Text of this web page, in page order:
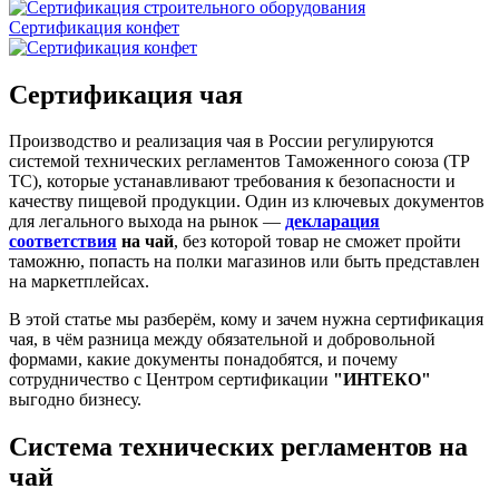
Сертификация конфет
Сертификация чая
Производство и реализация чая в России регулируются
системой технических регламентов Таможенного союза (ТР
ТС), которые устанавливают требования к безопасности и
качеству пищевой продукции. Один из ключевых документов
для легального выхода на рынок — декларация
соответствия на чай, без которой товар не сможет пройти
таможню, попасть на полки магазинов или быть представлен
на маркетплейсах.
В этой статье мы разберём, кому и зачем нужна сертификация
чая, в чём разница между обязательной и добровольной
формами, какие документы понадобятся, и почему
сотрудничество с Центром сертификации "ИНТЕКО"
выгодно бизнесу.
Система технических регламентов на
чай